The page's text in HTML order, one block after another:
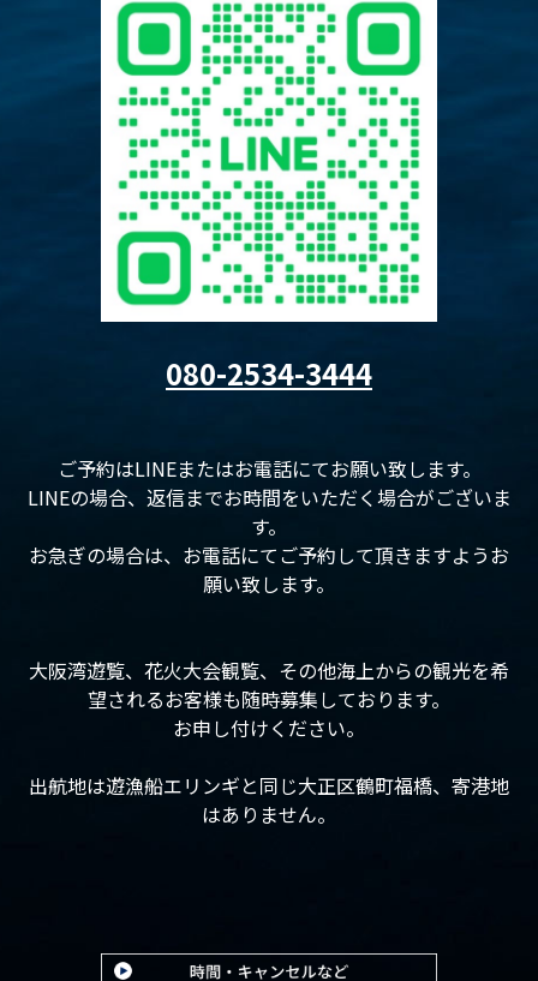
080-2534-3444
ご予約はLINEまたはお電話にてお願い致します。
LINEの場合、返信までお時間をいただく場合がございま
す。
お急ぎの場合は、お電話にてご予約して頂きますようお
願い致します。
大阪湾遊覧、花火大会観覧、その他海上からの観光を希
望されるお客様も随時募集しております。
お申し付けください。
出航地は遊漁船エリンギと同じ大正区鶴町福橋、寄港地
はありません。